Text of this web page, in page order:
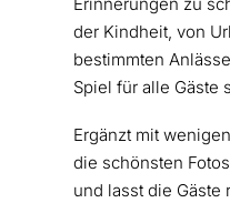
der Kindheit, von
bestimmten
Spiel für alle Gäste
Ergänzt mit
die schönsten
und lasst die Gäste